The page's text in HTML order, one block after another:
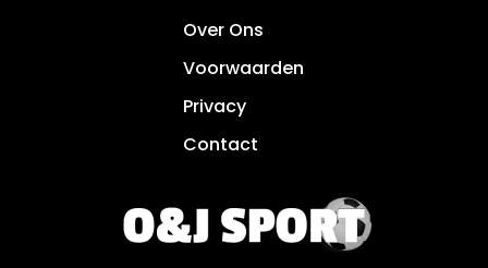
Over Ons
Voorwaarden
Privacy
Contact